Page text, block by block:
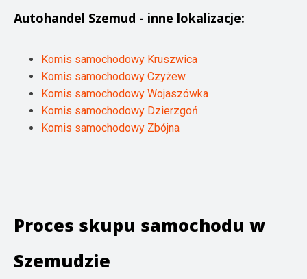
Autohandel Szemud - inne lokalizacje:
Komis samochodowy Kruszwica
Komis samochodowy Czyżew
Komis samochodowy Wojaszówka
Komis samochodowy Dzierzgoń
Komis samochodowy Zbójna
Proces skupu samochodu w
Szemudzie